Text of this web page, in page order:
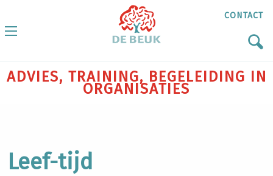
CONTACT
ADVIES, TRAINING, BEGELEIDING IN
ORGANISATIES
Leef-tijd